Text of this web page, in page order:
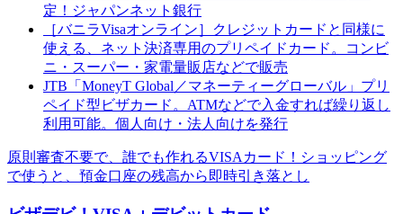
定！ジャパンネット銀行
［バニラVisaオンライン］クレジットカードと同様に
使える、ネット決済専用のプリペイドカード。コンビ
ニ・スーパー・家電量販店などで販売
JTB「MoneyT Global／マネーティーグローバル」プリ
ペイド型ビザカード。ATMなどで入金すれば繰り返し
利用可能。個人向け・法人向けを発行
原則審査不要で、誰でも作れるVISAカード！ショッピング
で使うと、預金口座の残高から即時引き落とし